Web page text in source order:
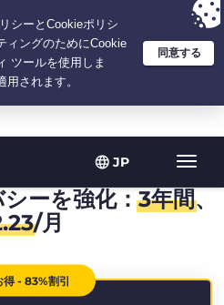
JP
ト
グ
ル
ゲ
年間 $ 2.23/月の 大特価
ーを強化：3年間、
/月
得 - 83%割引